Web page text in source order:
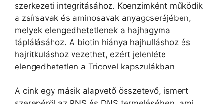
szerkezeti integritásához. Koenzimként működik
a zsírsavak és aminosavak anyagcseréjében,
melyek elengedhetetlenek a hajhagyma
táplálásához. A biotin hiánya hajhulláshoz és
hajritkuláshoz vezethet, ezért jelenléte
elengedhetetlen a Tricovel kapszulákban.
A cink egy másik alapvető összetevő, ismert